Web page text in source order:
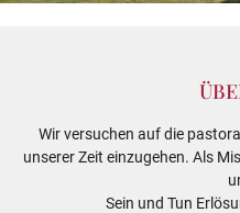
Wir versuchen auf die
unserer Zeit einzugehen. Als
Sein und Tun